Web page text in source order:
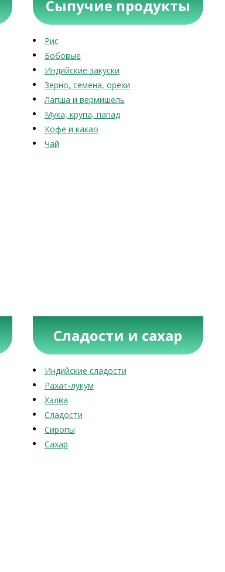
Сыпучие продукты
Рис
Бобовые
Индийские закуски
Зерно, семена, орехи
Лапша и вермишель
Мука, крупа, папад
Кофе и какао
Чай
Сладости и сахар
Индийские сладости
Рахат-лукум
Халва
Сладости
Сиропы
Сахар